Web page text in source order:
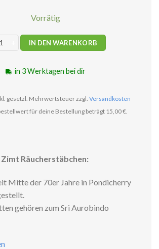
Vorrätig
- Zimt Räucherstäbchen Menge
IN DEN WARENKORB
in 3 Werktagen bei dir
gesetzl. Mehrwertsteuer zzgl. Versandkosten
für deine Bestellung beträgt 15,00 €.
Räucherstäbchen:
Mitte der 70er Jahre in Pondicherry
gehören zum Sri Aurobindo